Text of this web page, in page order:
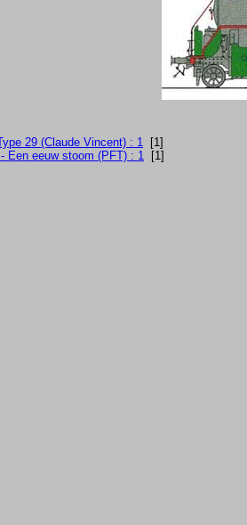
29 (Claude Vincent) : 1 [1]
Een eeuw stoom (PFT) : 1 [1]